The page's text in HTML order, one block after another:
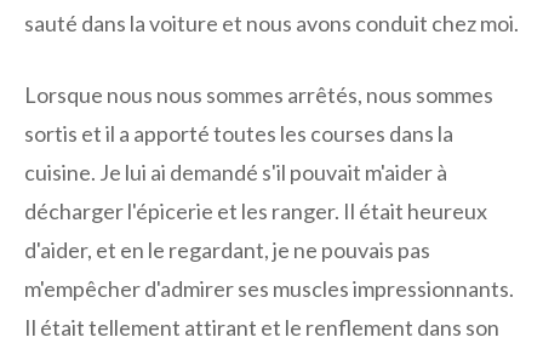
sauté dans la voiture et nous avons conduit chez moi.
Lorsque nous nous sommes arrêtés, nous sommes
sortis et il a apporté toutes les courses dans la
cuisine. Je lui ai demandé s'il pouvait m'aider à
décharger l'épicerie et les ranger. Il était heureux
d'aider, et en le regardant, je ne pouvais pas
m'empêcher d'admirer ses muscles impressionnants.
Il était tellement attirant et le renflement dans son